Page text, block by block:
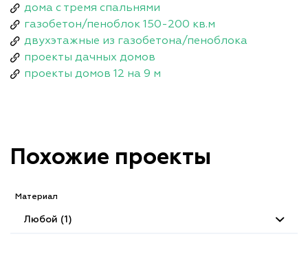
дома с тремя спальнями
газобетон/пеноблок 150-200 кв.м
двухэтажные из газобетона/пеноблока
проекты дачных домов
проекты домов 12 на 9 м
Похожие проекты
Материал
Любой (1)